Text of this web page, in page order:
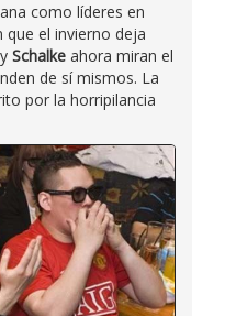
como líderes en
que el invierno deja
y Schalke ahora miran el
de sí mismos. La
por la horripilancia